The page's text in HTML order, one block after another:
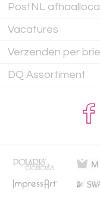
PostNL
Vacatures
Verzenden per
DQ Assortiment